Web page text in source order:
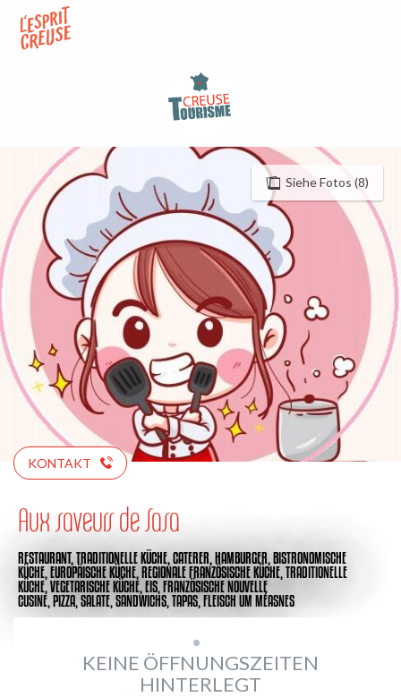
contenu
Siehe Fotos (8)
KONTAKT
Aux saveurs de Sasa
RESTAURANT, TRADITIONELLE KÜCHE, CATERER, HAMBURGER, BISTRONOMISCHE
KÜCHE, EUROPÄISCHE KÜCHE, REGIONALE FRANZÖSISCHE KÜCHE, TRADITIONELLE
KÜCHE, VEGETARISCHE KÜCHE, EIS, FRANZÖSISCHE NOUVELLE
CUSINE, PIZZA, SALATE, SANDWICHS, TAPAS, FLEISCH UM MÉASNES
KEINE ÖFFNUNGSZEITEN
HINTERLEGT